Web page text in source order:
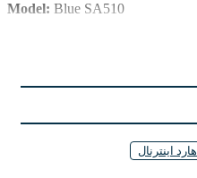
Model: Blue SA510
هارد اینترنال